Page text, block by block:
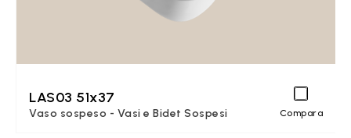
LAS03 51x37
Vaso sospeso - Vasi e Bidet Sospesi Compara